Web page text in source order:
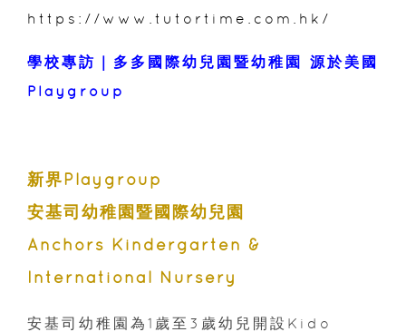
https://www.tutortime.com.hk/
學校專訪｜多多國際幼兒園暨幼稚園 源於美國
Playgroup
新界Playgroup
安基司幼稚園暨國際幼兒園
Anchors Kindergarten &
International Nursery
安基司幼稚園為1歲至3歲幼兒開設Kido